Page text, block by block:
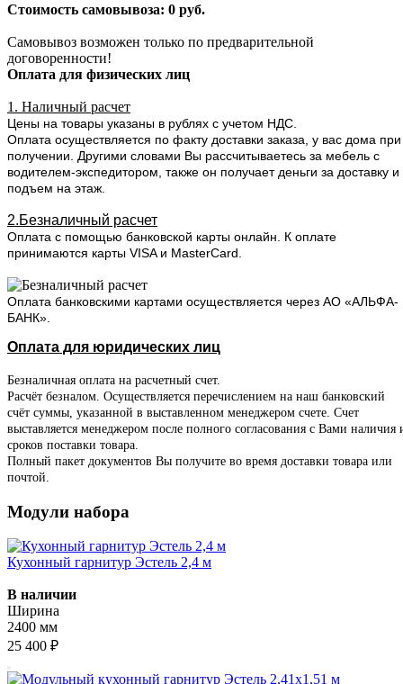
Стоимость самовывоза: 0 руб.
Самовывоз возможен только по предварительной
договоренности!
Оплата для физических лиц
1. Наличный расчет
Цены на товары указаны в рублях с учетом НДС.
Оплата осуществляется по факту доставки заказа, у вас дома при
получении. Другими словами Вы рассчитываетесь за мебель с
водителем-экспедитором, также он получает деньги за доставку и
подъем на этаж.
2.Безналичный расчет
Оплата с помощью банковской карты онлайн. К оплате
принимаются карты VISA и MasterCard.
Оплата банковскими картами осуществляется через АО «АЛЬФА-
БАНК».
Оплата для юридических лиц
Безналичная оплата на расчетный счет.
Расчёт безналом. Осуществляется перечислением на наш банковский
счёт суммы, указанной в выставленном менеджером счете. Счет
выставляется менеджером после полного согласования с Вами наличия
сроков поставки товара.
Полный пакет документов Вы получите во время доставки товара или
почтой.
Модули набора
Кухонный гарнитур Эстель 2,4 м
В наличии
Ширина
2400 мм
25 400 ₽